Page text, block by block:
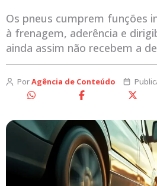
Os pneus cumprem funções
à frenagem, aderência e
ainda assim não recebem a
PorAgência de Conteúdo